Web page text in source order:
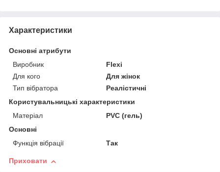
Характеристики
Основні атрибути
Виробник
Flexi
Для кого
Для жінок
Тип вібратора
Реалістичні
Користувальницькі характеристики
Матеріал
PVC (гель)
Основні
Функція вібрації
Так
Приховати